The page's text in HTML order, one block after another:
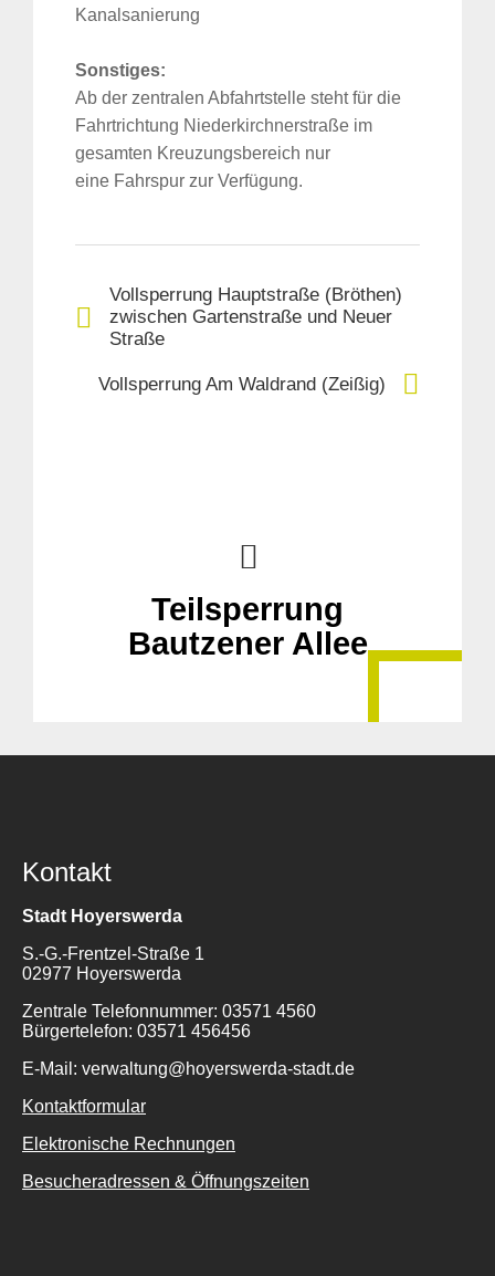
Kanalsanierung
Sonstiges:
Ab der zentralen Abfahrtstelle steht für die
Fahrtrichtung Niederkirchnerstraße im
gesamten Kreuzungsbereich nur
eine Fahrspur zur Verfügung.
Vollsperrung Hauptstraße (Bröthen)
zwischen Gartenstraße und Neuer
Straße
Vollsperrung Am Waldrand (Zeißig)
Teilsperrung
Bautzener Allee
Kontakt
Stadt Hoyerswerda
S.-G.-Frentzel-Straße 1
02977 Hoyerswerda
Zentrale Telefonnummer: 03571 4560
Bürgertelefon: 03571 456456
E-Mail: verwaltung@hoyerswerda-stadt.de
Kontaktformular
Elektronische Rechnungen
Besucheradressen & Öffnungszeiten